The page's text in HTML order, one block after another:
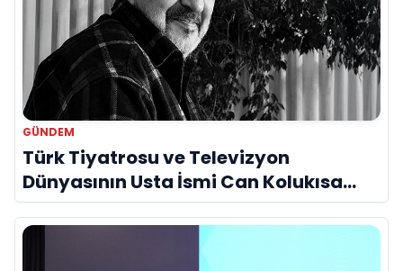
GÜNDEM
Türk Tiyatrosu ve Televizyon
Dünyasının Usta İsmi Can Kolukısa
Hayatını Kaybetti